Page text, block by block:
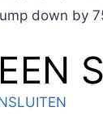
down by
SLUITEN